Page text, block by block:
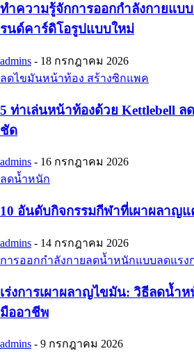
ทำความรู้จักการออกกำลังกายแบบ
รนด์คาร์ดิโอรูปแบบใหม่
admins - 18 กรกฎาคม 2026
ลดไขมันหน้าท้อง สร้างซิกแพค
5 ท่าเล่นหน้าท้องด้วย Kettlebell ล
ชัด
admins - 16 กรกฎาคม 2026
ลดน้ำหนัก
10 อันดับกิจกรรมกีฬาที่เผาผลาญ
admins - 14 กรกฎาคม 2026
การออกกำลังกายลดน้ำหนักแบบลดแรง
เร่งการเผาผลาญไขมัน: วิธีลดน้ำ
มืออาชีพ
admins - 9 กรกฎาคม 2026